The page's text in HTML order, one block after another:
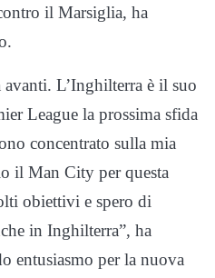
il Marsiglia, ha
L’Inghilterra è il suo
League la prossima sfida
concentrato sulla mia
il Man City per questa
obiettivi e spero di
in Inghilterra”, ha
entusiasmo per la nuova